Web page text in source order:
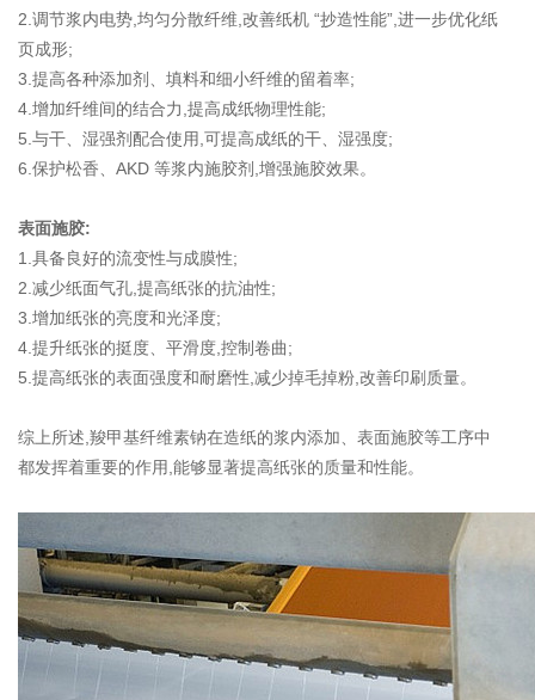
2.调节浆内电势,均匀分散纤维,改善纸机 “抄造性能”,进一步优化纸
页成形;
3.提高各种添加剂、填料和细小纤维的留着率;
4.增加纤维间的结合力,提高成纸物理性能;
5.与干、湿强剂配合使用,可提高成纸的干、湿强度;
6.保护松香、AKD 等浆内施胶剂,增强施胶效果。
表面施胶:
1.具备良好的流变性与成膜性;
2.减少纸面气孔,提高纸张的抗油性;
3.增加纸张的亮度和光泽度;
4.提升纸张的挺度、平滑度,控制卷曲;
5.提高纸张的表面强度和耐磨性,减少掉毛掉粉,改善印刷质量。
综上所述,羧甲基纤维素钠在造纸的浆内添加、表面施胶等工序中
都发挥着重要的作用,能够显著提高纸张的质量和性能。